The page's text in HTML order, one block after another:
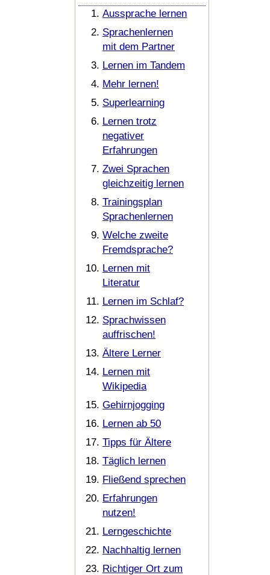
Aussprache lernen
Sprachenlernen
mit dem Partner
Lernen im Tandem
Mehr lernen!
Superlearning
Lernen trotz
negativer
Erfahrungen
Zwei Sprachen
gleichzeitig lernen
Trainingsplan
Sprachenlernen
Welche zweite
Fremdsprache?
Lernen mit
Literatur
Lernen im Schlaf?
Sprachwissen
auffrischen!
Ältere Lerner
Lernen mit
Wikipedia
Gehirnjogging
Lernen ab 50
Tipps für Ältere
Täglich lernen
Fließend sprechen
Erfahrungen
nutzen!
Lerngeschichte
Nachhaltig lernen
Richtiger Ort zum